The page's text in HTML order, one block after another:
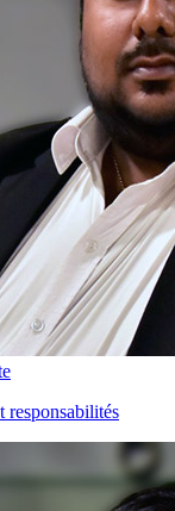
responsabilités